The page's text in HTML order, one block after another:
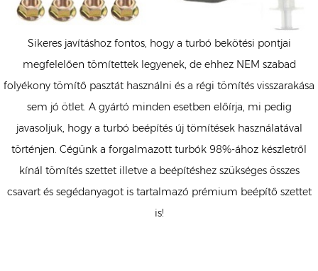
Sikeres javításhoz fontos, hogy a turbó bekötési pontjai
megfelelően tömítettek legyenek, de ehhez NEM szabad
folyékony tömítő pasztát használni és a régi tömítés visszarakása
sem jó ötlet. A gyártó minden esetben előírja, mi pedig
javasoljuk, hogy a turbó beépítés új tömítések használatával
történjen. Cégünk a forgalmazott turbók 98%-ához készletről
kínál tömítés szettet illetve a beépítéshez szükséges összes
csavart és segédanyagot is tartalmazó prémium beépítő szettet
is!